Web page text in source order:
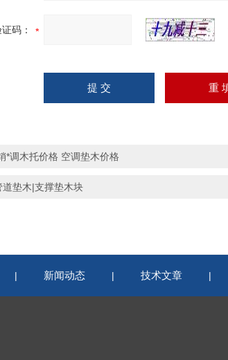
码：
*调木托价格 空调垫木价格
道垫木|支撑垫木块
| 新闻动态 | 技术文章 |